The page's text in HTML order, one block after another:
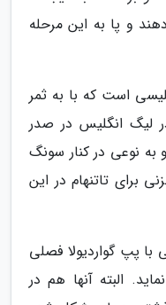
و پا به این مرحله
است که با به ثمر
در اروپا و 17 گل در لیگ انگلیس در صدر
به نوعی در کنار سونگ
برای تاتنهام در این
با پپ گواردیولا فصلی
البته آنها هم در